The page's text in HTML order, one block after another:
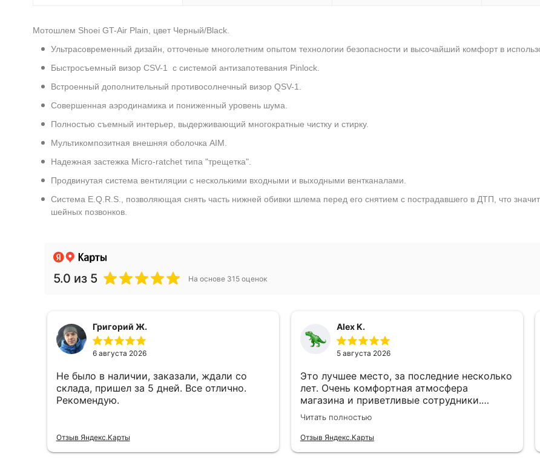
Мотошлем Shoei GT-Air Plain, цвет Черный/Black.
Ультрасовременный дизайн, отточеные многолетним опытом технологии безопасности и высочайший комфорт в
Быстросъемный визор CSV-1 с системой антизапотевания Pinlock.
Встроенный дополнительный противосолнечный визор QSV-1.
Совершенная аэродинамика и пониженный уровень шума.
Полностью съемный интерьер, выдерживающий многократные чистку и стирку.
Мультикомпозитная внешняя оболочка AIM.
Надежная застежка Micro-ratchet типа "трещетка".
Продвинутая система вентиляции с несколькими входными и выходными вентканалами.
Система E.Q.R.S., позволяющая снять часть нижней обивки шлема перед его снятием с пострадавшего в ДТП, что
шейных позвонков.